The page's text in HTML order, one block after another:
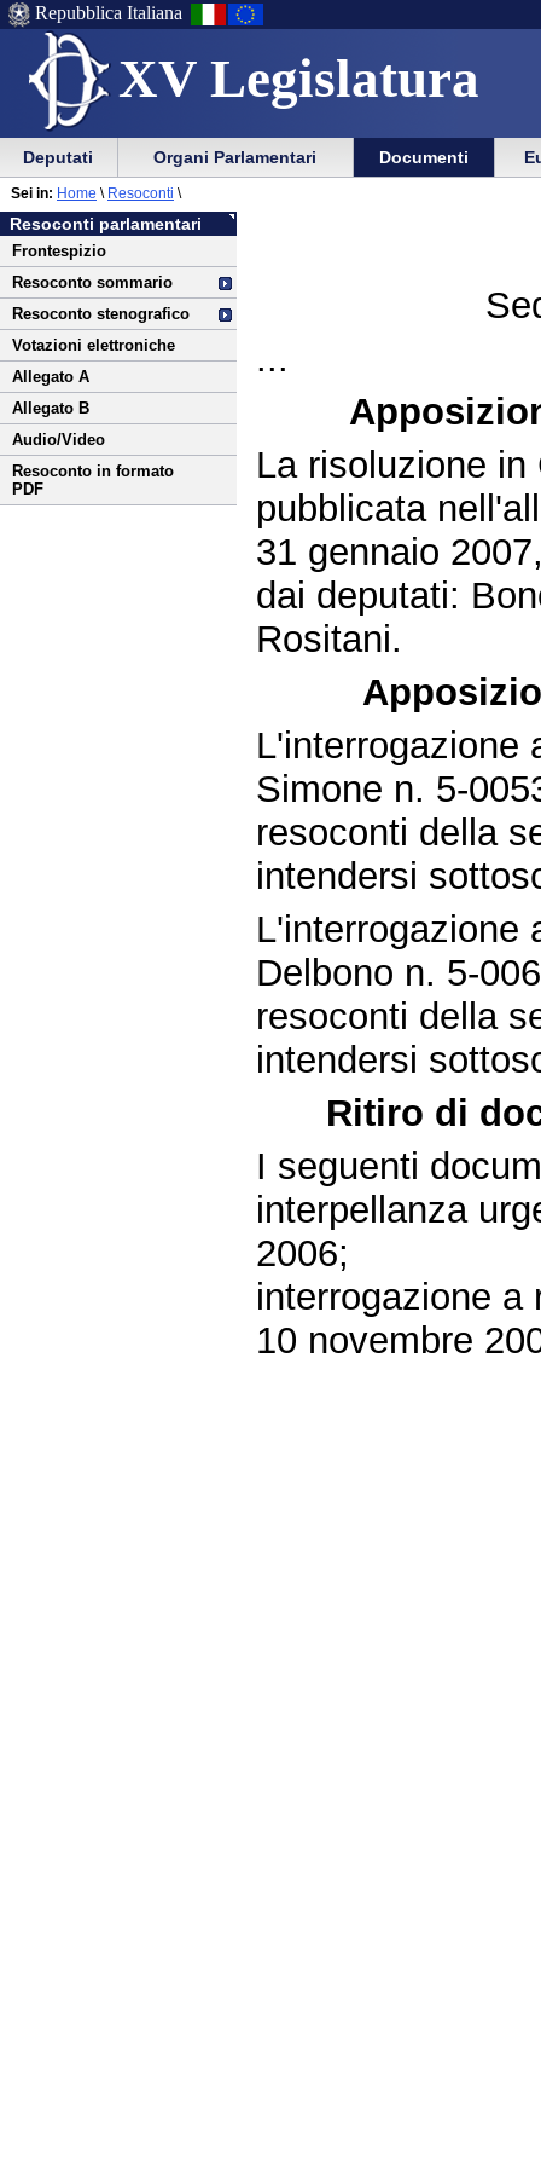
XV Legislatura
Menu
di
ausilio
alla
navigazione
Vai
Menu
di
navigazione
principale
Repubblica Italiana
Menu
di
navigazione
principale
Vai
menu
di
sezione
Deputati Organi Parlamentari Documenti
Vai
al
contenuto
Resoconti parlamentari
Frontespizio
Resoconto sommario
Resoconto stenografico
Votazioni elettroniche
Allegato A
Allegato B
Audio/Video
Resoconto in formato
PDF
Sei in: Home \ Resoconti \
...
La risoluzione
pubblicata
31 gennaio
dai deputati:
Rositani.
L'interrogazione
Simone n. 5-
resoconti della
intendersi
L'interrogazione
Delbono n. 5-
resoconti della
intendersi
Ritiro di
I seguenti
interpellanza
2006;
interrogazione a
10 novembre